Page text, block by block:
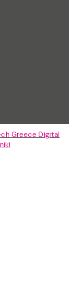
Greece Digital